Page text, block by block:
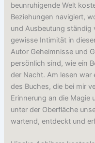
beunruhigende Welt
Beziehungen navigiert,
und Ausbeutung ständig
gewisse Intimität in
Autor Geheimnisse und
persönlich sind, wie ein
der Nacht. Am lesen war
des Buches, die bei mir
Erinnerung an die Magie
unter der Oberfläche
wartend, entdeckt und